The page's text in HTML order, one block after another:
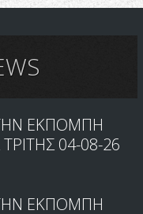
ΕΚΠΟΜΠΗ
ΤΡΙΤΗΣ 04-08-26
ΕΚΠΟΜΠΗ